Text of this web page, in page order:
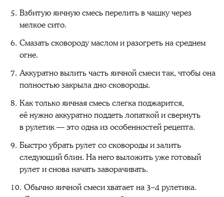
Взбитую яичную смесь перелить в чашку через
мелкое сито.
Смазать сковороду маслом и разогреть на среднем
огне.
Аккуратно вылить часть яичной смеси так, чтобы она
полностью закрыла дно сковороды.
Как только яичная смесь слегка поджарится,
её нужно аккуратно поддеть лопаткой и свернуть
в рулетик — это одна из особенностей рецепта.
Быстро убрать рулет со сковороды и залить
следующий блин. На него выложить уже готовый
рулет и снова начать заворачивать.
Обычно яичной смеси хватает на 3–4 рулетика.